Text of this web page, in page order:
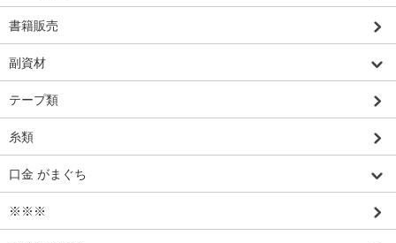
書籍販売
副資材
テープ類
糸類
口金 がまぐち
※※※